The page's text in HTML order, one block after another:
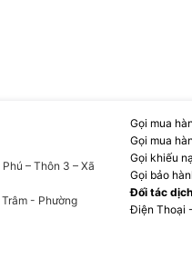
– Thôn 3 – Xã
- Phường
Gọi mua
Gọi mua
Gọi khiếu
Gọi bảo
Đối tác
Điện Thoại